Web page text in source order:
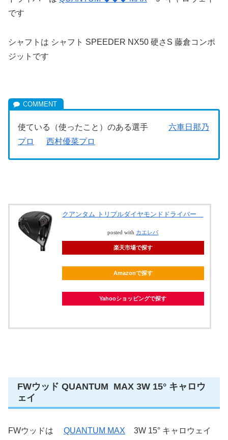
です
シャフトは シャフト SPEEDER NX50 硬さS 藤倉コンポ
ジットです
使ている（使ったこと）のある選手 六車日那乃
プロ
西村優菜プロ
クアンタム トリプルダイヤモンドドライバー
posted with カエレバ
楽天市場で探す
Amazonで探す
Yahooショッピングで探す
FWウッド QUANTUM MAX 3W 15° キャロウ
ェイ
FWウッドは QUANTUM MAX
3W 15° キャロウェイ